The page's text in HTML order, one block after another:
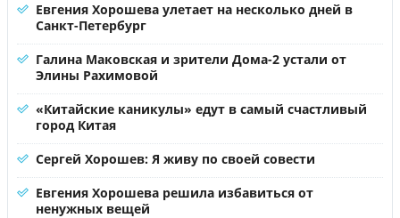
Евгения Хорошева улетает на несколько дней в
Санкт-Петербург
Галина Маковская и зрители Дома-2 устали от
Элины Рахимовой
«Китайские каникулы» едут в самый счастливый
город Китая
Сергей Хорошев: Я живу по своей совести
Евгения Хорошева решила избавиться от
ненужных вещей